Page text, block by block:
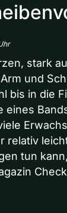
stark
und
bis in die
eines
relativ
tun